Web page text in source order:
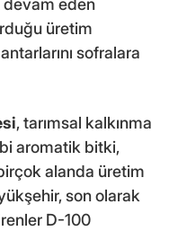
devam eden
üretim
sofralara
, tarımsal kalkınma
aromatik bitki,
alanda üretim
son olarak
D-100